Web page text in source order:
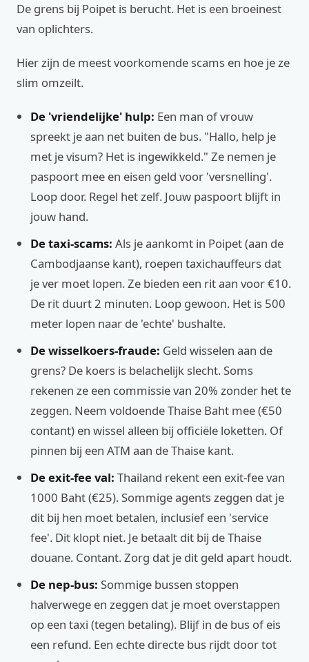
De grens bij Poipet is berucht. Het is een broeinest
van oplichters.
Hier zijn de meest voorkomende scams en hoe je ze
slim omzeilt.
De 'vriendelijke' hulp: Een man of vrouw
spreekt je aan net buiten de bus. "Hallo, help je
met je visum? Het is ingewikkeld." Ze nemen je
paspoort mee en eisen geld voor 'versnelling'.
Loop door. Regel het zelf. Jouw paspoort blijft in
jouw hand.
De taxi-scams: Als je aankomt in Poipet (aan de
Cambodjaanse kant), roepen taxichauffeurs dat
je ver moet lopen. Ze bieden een rit aan voor €10.
De rit duurt 2 minuten. Loop gewoon. Het is 500
meter lopen naar de 'echte' bushalte.
De wisselkoers-fraude: Geld wisselen aan de
grens? De koers is belachelijk slecht. Soms
rekenen ze een commissie van 20% zonder het te
zeggen. Neem voldoende Thaise Baht mee (€50
contant) en wissel alleen bij officiële loketten. Of
pinnen bij een ATM aan de Thaise kant.
De exit-fee val: Thailand rekent een exit-fee van
1000 Baht (€25). Sommige agents zeggen dat je
dit bij hen moet betalen, inclusief een 'service
fee'. Dit klopt niet. Je betaalt dit bij de Thaise
douane. Contant. Zorg dat je dit geld apart houdt.
De nep-bus: Sommige bussen stoppen
halverwege en zeggen dat je moet overstappen
op een taxi (tegen betaling). Blijf in de bus of eis
een refund. Een echte directe bus rijdt door tot